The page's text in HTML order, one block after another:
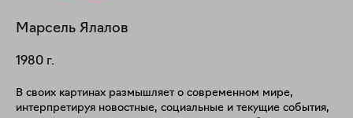
Марсель Ялалов
1980 г.
В своих картинах размышляет о современном мире,
интерпретируя новостные, социальные и текущие события,